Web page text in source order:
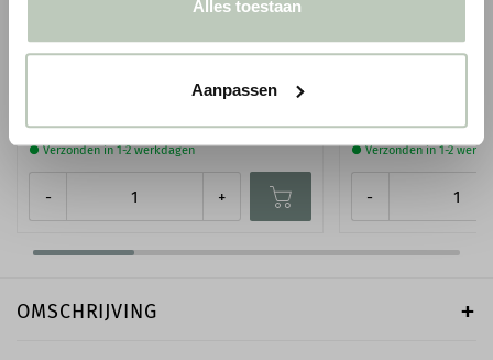
Alles toestaan
Aanpassen
LITTLE GREENE INTELLIGENT SATIN - 1
€ 75,00
● Verzonden in 1-2 werkdagen
- +
LITTLE GREENE
€ 66,50
● Verzonden in 1-2
-
OMSCHRIJVING